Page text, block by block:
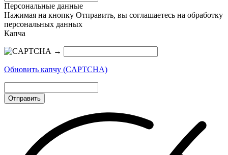
Персональные данные
Нажимая на кнопку Отправить, вы соглашаетесь на обработку
персональных данных
Капча
→
Обновить капчу (CAPTCHA)
Отправить